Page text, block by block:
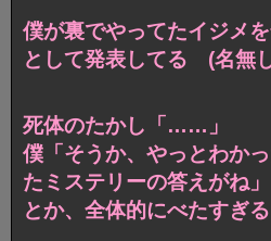
僕が裏でやってたイジメ
として発表してる (名無
死体のたかし「……」
僕「そうか、やっとわか
たミステリーの答えがね」
とか、全体的にべたすぎ